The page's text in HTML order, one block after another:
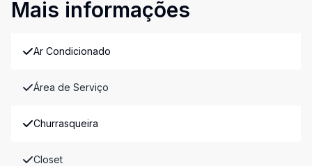
Mais informações
Ar Condicionado
Área de Serviço
Churrasqueira
Closet